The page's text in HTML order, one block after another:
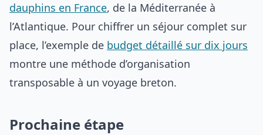
dauphins en France, de la Méditerranée à
l’Atlantique. Pour chiffrer un séjour complet sur
place, l’exemple de budget détaillé sur dix jours
montre une méthode d’organisation
transposable à un voyage breton.
Prochaine étape